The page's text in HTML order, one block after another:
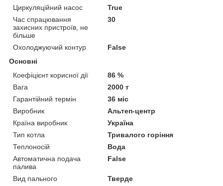
Циркуляційний насос
True
Час спрацювання
захисних пристроїв, не
більше
30
Охолоджуючий контур
False
Основні
Коефіцієнт корисної дії
86 %
Вага
2000 т
Гарантійний термін
36 міс
Виробник
Альтеп-центр
Країна виробник
Україна
Тип котла
Тривалого горіння
Теплоносій
Вода
Автоматична подача
палива
False
Вид пального Тверде